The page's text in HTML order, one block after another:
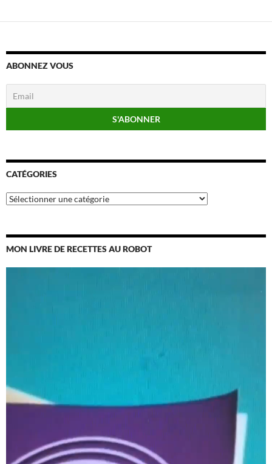
ABONNEZ VOUS
CATÉGORIES
Catégories
MON LIVRE DE RECETTES AU ROBOT